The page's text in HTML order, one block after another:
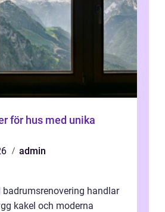
för hus med unika
admin
badrumsrenovering handlar
kakel och moderna